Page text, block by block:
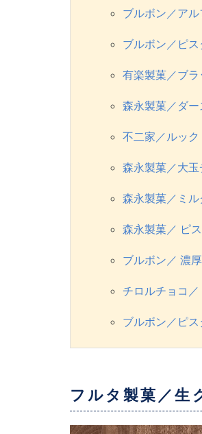
ブルボン／ア
ブルボン／ピ
有楽製菓／ブ
森永製菓／ダ
不二家／ルック
森永製菓／大
森永製菓／ミ
森永製菓／ ピ
ブルボン／ 濃
チロルチョコ
ブルボン／ピス
フルタ製菓／生